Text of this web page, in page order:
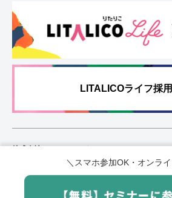
＼スマホ参加OK・オンラ
LITALICOライフ採
株式会社 LITALICOライフ（LITALICO LIFE lnc.
〒153-0051 東京都目黒区上目黒2-1-1 中目黒ＧＴタワー
プライバシーポリシー